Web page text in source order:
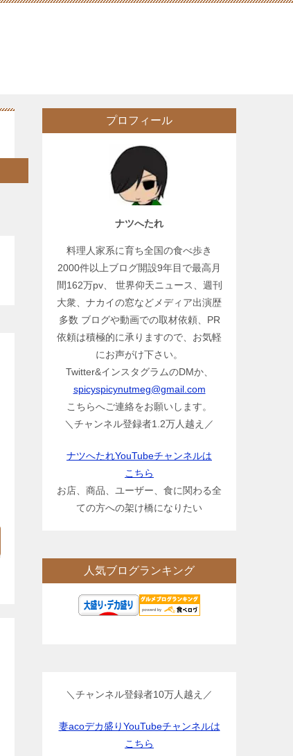
プロフィール
ナツへたれ
料理人家系に育ち全国の食べ歩き
2000件以上ブログ開設9年目で最高月
間162万pv、 世界仰天ニュース、週刊
大衆、ナカイの窓などメディア出演歴
多数 ブログや動画での取材依頼、PR
依頼は積極的に承りますので、お気軽
にお声がけ下さい。
Twitter&インスタグラムのDMか、
spicyspicynutmeg@gmail.com
こちらへご連絡をお願いします。
＼チャンネル登録者1.2万人越え／
ナツへたれYouTubeチャンネルは
こちら
お店、商品、ユーザー、食に関わる全
ての方への架け橋になりたい
人気ブログランキング
＼チャンネル登録者10万人越え／
妻acoデカ盛りYouTubeチャンネルは
こちら